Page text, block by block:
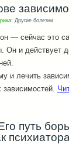
Другие болезни
— сейчас это
Он и действует
и лечить
зависимостей.
путь